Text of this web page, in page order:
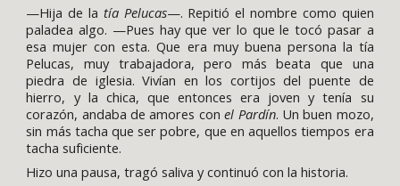
—Hija de la tía Pelucas—. Repitió el nombre como quien
paladea algo. —Pues hay que ver lo que le tocó pasar a
esa mujer con esta. Que era muy buena persona la tía
Pelucas, muy trabajadora, pero más beata que una
piedra de iglesia. Vivían en los cortijos del puente de
hierro, y la chica, que entonces era joven y tenía su
corazón, andaba de amores conel Pardín. Un buen mozo,
sin más tacha que ser pobre, que en aquellos tiempos era
tacha suficiente.
Hizo una pausa, tragó saliva y continuó con la historia.